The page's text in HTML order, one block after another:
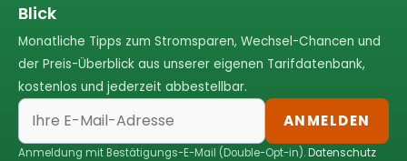
Blick
Monatliche Tipps zum Stromsparen, Wechsel-Chancen und
der Preis-Überblick aus unserer eigenen Tarifdatenbank,
kostenlos und jederzeit abbestellbar.
ANMELDEN
Anmeldung mit Bestätigungs-E-Mail (Double-Opt-in).Datenschutz